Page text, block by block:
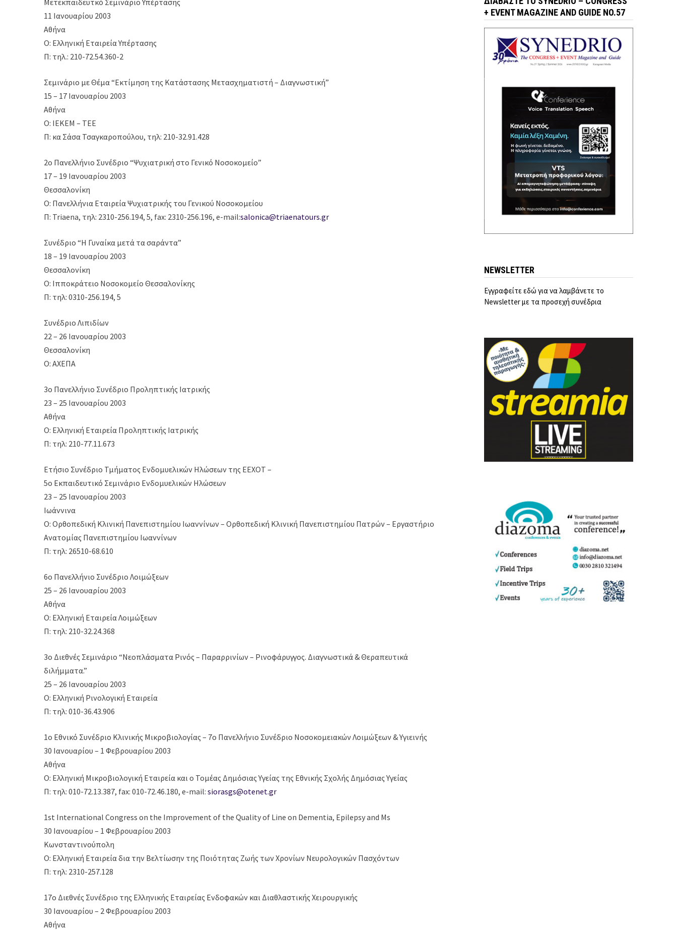
Μετεκπαιδευτκό Σεμινάριο Υπέρτασης
11 Ιανουαρίου 2003
Αθήνα
Ο: Ελληνική Εταιρεία Υπέρτασης
Π: τηλ.: 210-72.54.360-2
Σεμινάριο με Θέμα “Εκτίμηση της Κατάστασης Μετασχηματιστή – Διαγνωστική”
15 – 17 Ιανουαρίου 2003
Αθήνα
Ο: ΙΕΚΕΜ – ΤΕΕ
Π: κα Σάσα Τσαγκαροπούλου, τηλ: 210-32.91.428
2ο Πανελλήνιο Συνέδριο “Ψυχιατρική στο Γενικό Νοσοκομείο”
17 – 19 Ιανουαρίου 2003
Θεσσαλονίκη
Ο: Πανελλήνια Εταιρεία Ψυχιατρικής του Γενικού Νοσοκομείου
Π: Triaena, τηλ: 2310-256.194, 5, fax: 2310-256.196, e-mail:salonica@triaenatours.gr
Συνέδριο “Η Γυναίκα μετά τα σαράντα”
18 – 19 Ιανουαρίου 2003
Θεσσαλονίκη
Ο: Ιπποκράτειο Νοσοκομείο Θεσσαλονίκης
Π: τηλ: 0310-256.194, 5
Συνέδριο Λιπιδίων
22 – 26 Ιανουαρίου 2003
Θεσσαλονίκη
Ο: ΑΧΕΠΑ
3ο Πανελλήνιο Συνέδριο Προληπτικής Ιατρικής
23 – 25 Ιανουαρίου 2003
Αθήνα
Ο: Ελληνική Εταιρεία Προληπτικής Ιατρικής
Π: τηλ: 210-77.11.673
Ετήσιο Συνέδριο Τμήματος Ενδομυελικών Ηλώσεων της ΕΕΧΟΤ –
5ο Εκπαιδευτικό Σεμινάριο Ενδομυελικών Ηλώσεων
23 – 25 Ιανουαρίου 2003
Ιωάννινα
Ο: Ορθοπεδική Κλινική Πανεπιστημίου Ιωαννίνων – Ορθοπεδική Κλινική Πανεπιστημίου Πατρών – Εργαστήριο
Ανατομίας Πανεπιστημίου Ιωαννίνων
Π: τηλ: 26510-68.610
6ο Πανελλήνιο Συνέδριο Λοιμώξεων
25 – 26 Ιανουαρίου 2003
Αθήνα
Ο: Ελληνική Εταιρεία Λοιμώξεων
Π: τηλ: 210-32.24.368
3ο Διεθνές Σεμινάριο “Νεοπλάσματα Ρινός – Παραρρινίων – Ρινοφάρυγγος. Διαγνωστικά & Θεραπευτικά
διλήμματα.”
25 – 26 Ιανουαρίου 2003
Ο: Ελληνική Ρινολογική Εταιρεία
Π: τηλ: 010-36.43.906
1o Εθνικό Συνέδριο Κλινικής Μικροβιολογίας – 7ο Πανελλήνιο Συνέδριο Νοσοκομειακών Λοιμώξεων & Υγιεινής
30 Ιανουαρίου – 1 Φεβρουαρίου 2003
Αθήνα
Ο: Ελληνική Μικροβιολογική Εταιρεία και ο Τομέας Δημόσιας Υγείας της Εθνικής Σχολής Δημόσιας Υγείας
Π: τηλ: 010-72.13.387, fax: 010-72.46.180, e-mail: siorasgs@otenet.gr
1st International Congress on the Improvement of the Quality of Line on Dementia, Epilepsy and Ms
30 Ιανουαρίου – 1 Φεβρουαρίου 2003
Κωνσταντινούπολη
Ο: Ελληνική Εταιρεία δια την Βελτίωσην της Ποιότητας Ζωής των Χρονίων Νευρολογικών Πασχόντων
Π: τηλ: 2310-257.128
17ο Διεθνές Συνέδριο της Ελληνικής Εταιρείας Ενδοφακών και Διαθλαστικής Χειρουργικής
30 Ιανουαρίου – 2 Φεβρουαρίου 2003
Αθήνα
+ EVENT MAGAZINE AND GUIDE NO.57
NEWSLETTER
Εγγραφείτε εδώ για να λαμβάνετε το
Newsletter με τα προσεχή συνέδρια